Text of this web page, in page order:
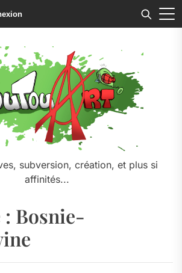
subversion, création, et plus si
affinités...
Bosnie-